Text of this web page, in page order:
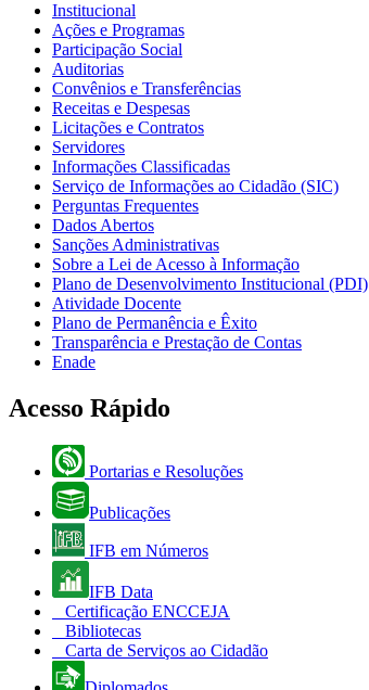
Institucional
Ações e Programas
Participação Social
Auditorias
Convênios e Transferências
Receitas e Despesas
Licitações e Contratos
Servidores
Informações Classificadas
Serviço de Informações ao Cidadão (SIC)
Perguntas Frequentes
Dados Abertos
Sanções Administrativas
Sobre a Lei de Acesso à Informação
Plano de Desenvolvimento Institucional (PDI)
Atividade Docente
Plano de Permanência e Êxito
Transparência e Prestação de Contas
Enade
Acesso Rápido
Portarias e Resoluções
Publicações
IFB em Números
IFB Data
Certificação ENCCEJA
Bibliotecas
Carta de Serviços ao Cidadão